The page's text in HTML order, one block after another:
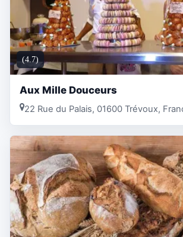
(4.7)
Aux Mille Douceurs
22 Rue du Palais, 01600 Trévoux,